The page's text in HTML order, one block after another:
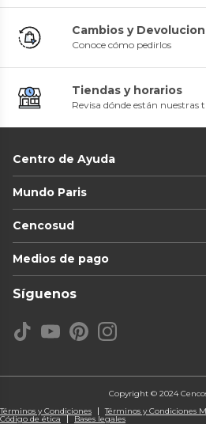
Cambios y
Conoce cómo pedirlos
Tiendas y horarios
Revisa dónde están nuestras
Centro de Ayuda
Mundo Paris
Cencosud
Medios de pago
Síguenos
Copyright © 2024
Términos y Condiciones
Términos y Condiciones
Código de ética Bases legales